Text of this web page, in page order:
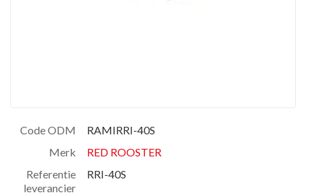
Code ODM
RAMIRRI-40S
Merk
RED ROOSTER
Referentie
leverancier
RRI-40S